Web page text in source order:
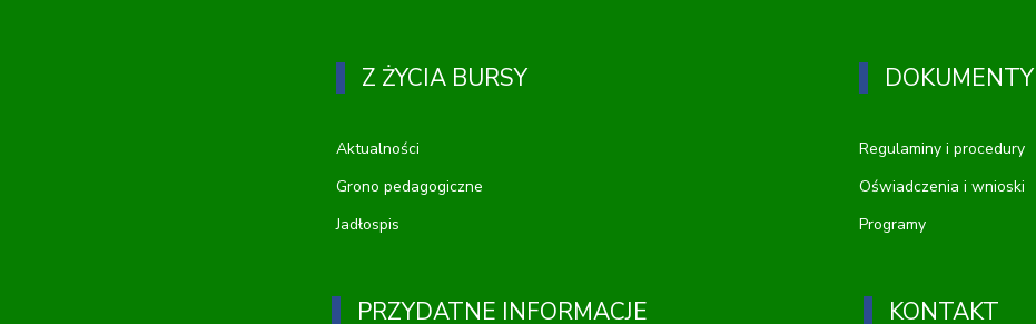
Z ŻYCIA BURSY
Aktualności
Grono pedagogiczne
Jadłospis
DOKUMENTY
Regulaminy i procedury
Oświadczenia i wnioski
Programy
PRZYDATNE INFORMACJE KONTAKT